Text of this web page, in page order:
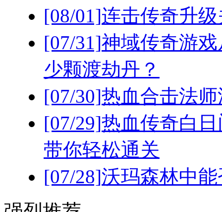
[08/01]连击传奇升
[07/31]神域传奇游
少颗渡劫丹？
[07/30]热血合击法
[07/29]热血传奇白
带你轻松通关
[07/28]沃玛森林中